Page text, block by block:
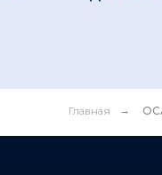
Главная →